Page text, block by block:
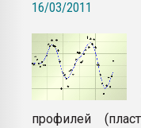
16/03/2011
профилей